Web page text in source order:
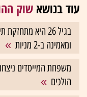
עוד בנושא שוק
בגיל 26 היא
ומאמינה ב-2 מניות
משפחת המייסדים
הולכים